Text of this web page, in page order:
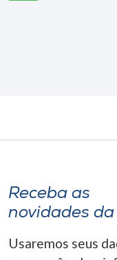
Receba as
novidades da
Usaremos seus